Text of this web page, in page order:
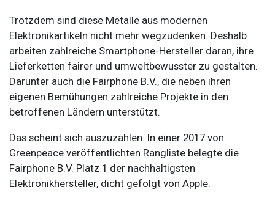
Trotzdem sind diese Metalle aus modernen
Elektronikartikeln nicht mehr wegzudenken. Deshalb
arbeiten zahlreiche Smartphone-Hersteller daran, ihre
Lieferketten fairer und umweltbewusster zu gestalten.
Darunter auch die Fairphone B.V., die neben ihren
eigenen Bemühungen zahlreiche Projekte in den
betroffenen Ländern unterstützt.
Das scheint sich auszuzahlen. In einer 2017 von
Greenpeace veröffentlichten Rangliste belegte die
Fairphone B.V. Platz 1 der nachhaltigsten
Elektronikhersteller, dicht gefolgt von Apple.